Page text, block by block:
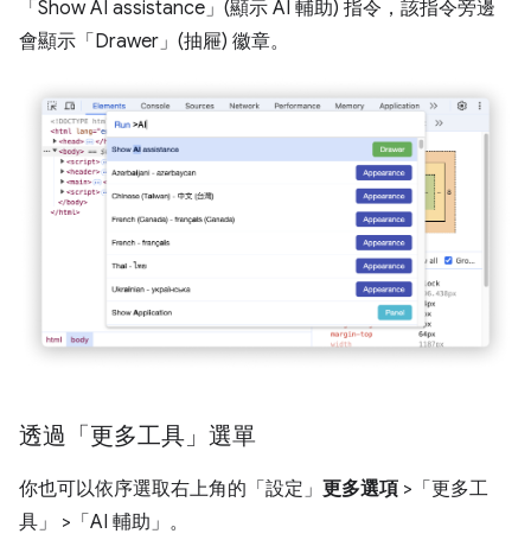
「Show AI assistance」(顯示 AI 輔助) 指令，該指令旁邊
會顯示「Drawer」(抽屜) 徽章。
透過「更多工具」選單
你也可以依序選取右上角的「設定」 更多選項 >「更多工
具」
>「AI 輔助」 。